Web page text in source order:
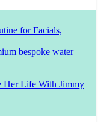
for Facials,
bespoke water
Her Life With Jimmy